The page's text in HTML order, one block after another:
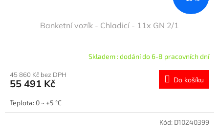
Banketní vozík - Chladicí - 11x GN 2/1
Skladem : dodání do 6-8 pracovních dní
45 860 Kč bez DPH
55 491 Kč Do košíku
Teplota: 0 ~ +5 °C
Kód: D10240399